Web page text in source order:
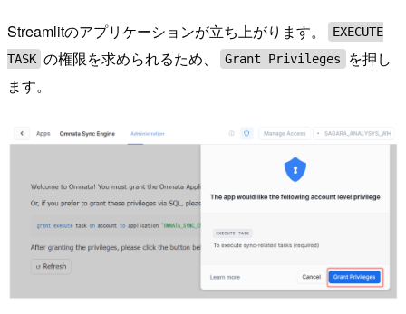
Streamlitのアプリケーションが立ち上がります。
EXECUTE
TASK の権限を求められるため、 Grant Privileges
を押し
ます。